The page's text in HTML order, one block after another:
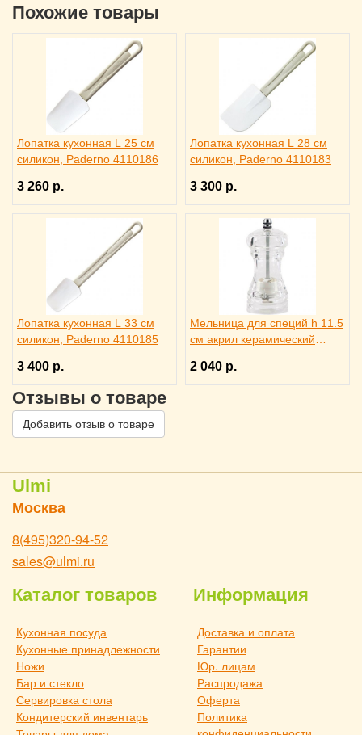
Похожие товары
Лопатка кухонная L 25 см
силикон, Paderno 4110186
3 260 р.
Лопатка кухонная L 28 см
силикон, Paderno 4110183
3 300 р.
Лопатка кухонная L 33 см
силикон, Paderno 4110185
3 400 р.
Мельница для специй h 11.5
см акрил керамический
2 040 р.
Отзывы о товаре
Добавить отзыв о товаре
Ulmi
Москва
8(495)320-94-52
sales@ulmi.ru
Каталог товаров
Кухонная посуда
Кухонные принадлежности
Ножи
Бар и стекло
Сервировка стола
Кондитерский инвентарь
Информация
Доставка и оплата
Гарантии
Юр. лицам
Распродажа
Оферта
Политика